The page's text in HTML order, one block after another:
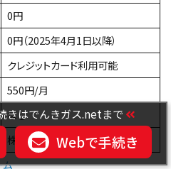
0円
0円（2025年4月1日以降）
クレジットカード利用可能
550円/月
なし
株式会社U-POWER
ム
きはでんきガス.netまで
Webで手続き